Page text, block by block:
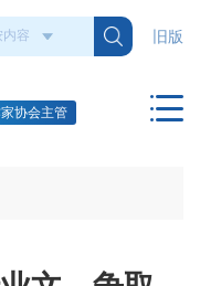
旧版
协会主管